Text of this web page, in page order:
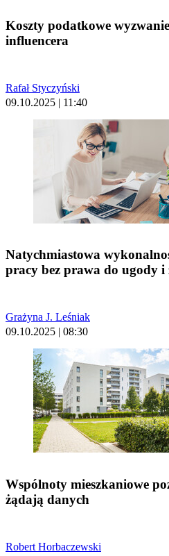
Koszty podatkowe
influencera
Rafał Styczyński
09.10.2025 | 11:40
Natychmiastowa
pracy bez prawa do ugody
Grażyna J. Leśniak
09.10.2025 | 08:30
Wspólnoty mieszkaniowe
żądają danych
Robert Horbaczewski